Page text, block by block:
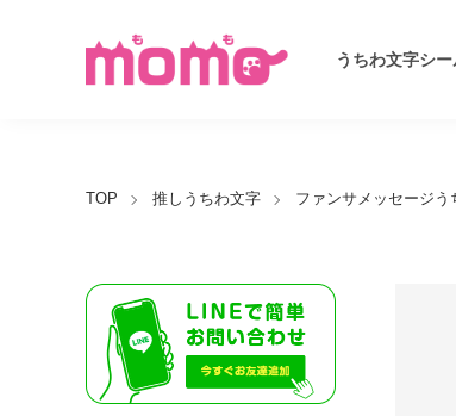
うちわ文字シー
TOP 推しうちわ文字 ファンサメッセージ